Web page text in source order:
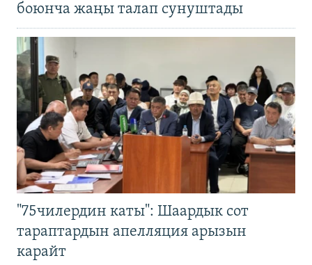
боюнча жаңы талап сунуштады
"75чилердин каты": Шаардык сот
тараптардын апелляция арызын
карайт